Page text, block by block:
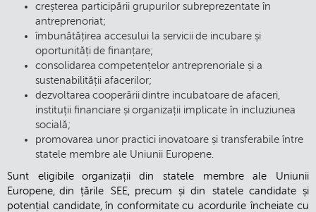
creșterea participării grupurilor subreprezentate în
antreprenoriat;
îmbunătățirea accesului la servicii de incubare și
oportunități de finanțare;
consolidarea competențelor antreprenoriale și a
sustenabilității afacerilor;
dezvoltarea cooperării dintre incubatoare de afaceri,
instituții financiare și organizații implicate în incluziunea
socială;
promovarea unor practici inovatoare și transferabile între
statele membre ale Uniunii Europene.
Sunt eligibile organizații din statele membre ale Uniunii
Europene, din țările SEE, precum și din statele candidate și
potențial candidate, în conformitate cu acordurile încheiate cu